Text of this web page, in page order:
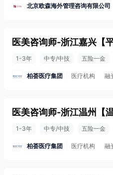
北京欧森海外管理咨询有限公司
医美咨询师-浙江嘉兴 【
1-3年 中专/中技 五险一金
柏荟医疗集团 医疗机构 融
医美咨询师-浙江温州 【
1-3年 中专/中技 五险一金
柏荟医疗集团 医疗机构 融